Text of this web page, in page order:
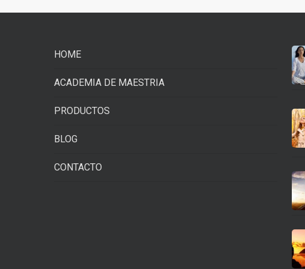
HOME
ACADEMIA DE MAESTRIA
PRODUCTOS
BLOG
CONTACTO